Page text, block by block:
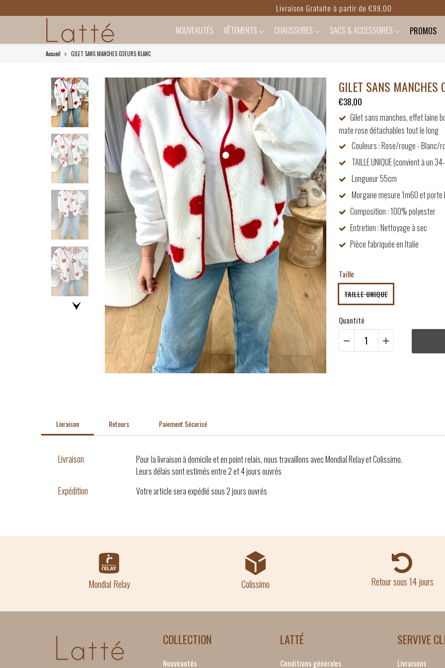
Livraison Gratuite à partir de €99,00
NOUVEAUTÉS VÊTEMENTS CHAUSSURES SACS & ACCESSOIRES PROMOS
Accueil GILET SANS MANCHES COEURS BLANC
GILET SANS MANCHES
€38,00
Gilet sans manches, effet laine
mate rose détachables tout le long
Couleurs : Rose/rouge - Blanc/
TAILLE UNIQUE (convient à un
Longueur 55cm
Morgane mesure 1m60 et
Composition : 100% polyester
Entretien : Nettoyage à sec
Pièce fabriquée en Italie
Taille
TAILLE UNIQUE
Quantité
Livraison Retours Paiement Sécurisé
Livraison
Pour la livraison à domicile et en point relais, nous travaillons avec Mondial Relay et Colissimo.
Leurs délais sont estimés entre 2 et 4 jours ouvrés
Expédition Votre article sera expédié sous 2 jours ouvrés
Mondial Relay Colissimo Retour sous 14 jours
COLLECTION
Nouveautés
LATTÉ
Conditions générales
SERVIVE
Livraisons